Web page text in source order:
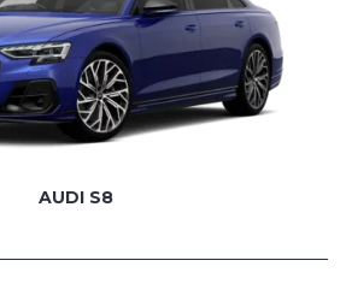
AUDI S8